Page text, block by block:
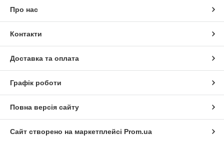
Про нас
Контакти
Доставка та оплата
Графік роботи
Повна версія сайту
Сайт створено на маркетплейсі Prom.ua